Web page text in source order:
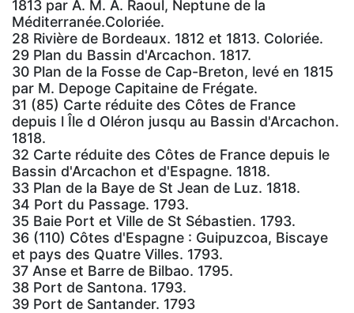
1813 par A. M. A. Raoul, Neptune de la
Méditerranée.Coloriée.
28 Rivière de Bordeaux. 1812 et 1813. Coloriée.
29 Plan du Bassin d'Arcachon. 1817.
30 Plan de la Fosse de Cap-Breton, levé en 1815
par M. Depoge Capitaine de Frégate.
31 (85) Carte réduite des Côtes de France
depuis l Île d Oléron jusqu au Bassin d'Arcachon.
1818.
32 Carte réduite des Côtes de France depuis le
Bassin d'Arcachon et d'Espagne. 1818.
33 Plan de la Baye de St Jean de Luz. 1818.
34 Port du Passage. 1793.
35 Baie Port et Ville de St Sébastien. 1793.
36 (110) Côtes d'Espagne : Guipuzcoa, Biscaye
et pays des Quatre Villes. 1793.
37 Anse et Barre de Bilbao. 1795.
38 Port de Santona. 1793.
39 Port de Santander. 1793